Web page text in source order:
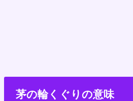
茅の輪くぐりの意味